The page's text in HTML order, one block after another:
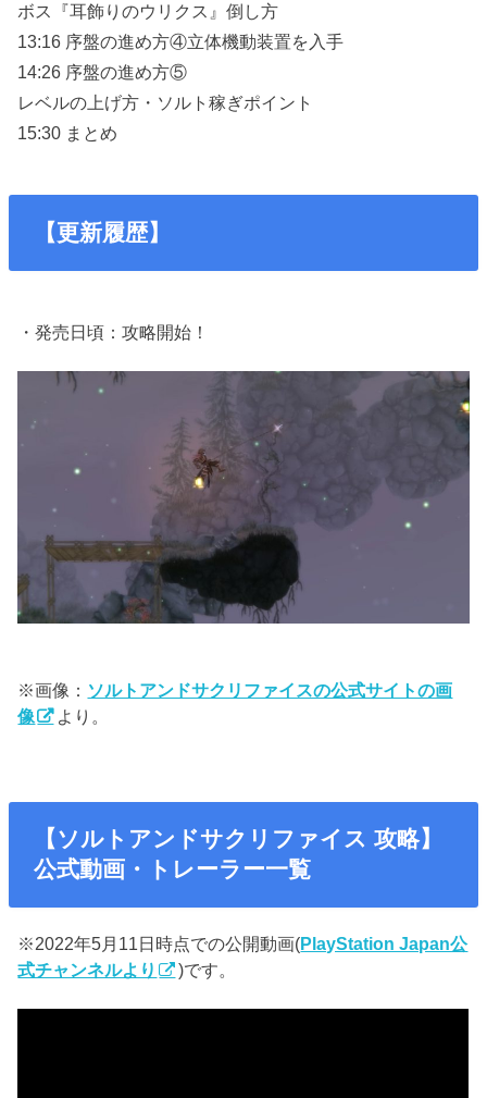
ボス『耳飾りのウリクス』倒し方
13:16 序盤の進め方④立体機動装置を入手
14:26 序盤の進め方⑤
レベルの上げ方・ソルト稼ぎポイント
15:30 まとめ
【更新履歴】
・発売日頃：攻略開始！
※画像： ソルトアンドサクリファイスの公式サイトの画
像
より。
【ソルトアンドサクリファイス 攻略】
公式動画・トレーラー一覧
※2022年5月11日時点での公開動画(PlayStation Japan公
式チャンネルより
)です。